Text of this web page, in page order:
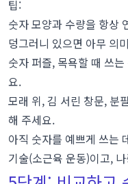
팁:
숫자 모양과 수량을 항상
덩그러니 있으면 아무 의
숫자 퍼즐, 목욕할 때 쓰
요.
모래 위, 김 서린 창문, 분
해 주세요.
아직 숫자를 예쁘게 쓰는
기술(소근육 운동)이고,